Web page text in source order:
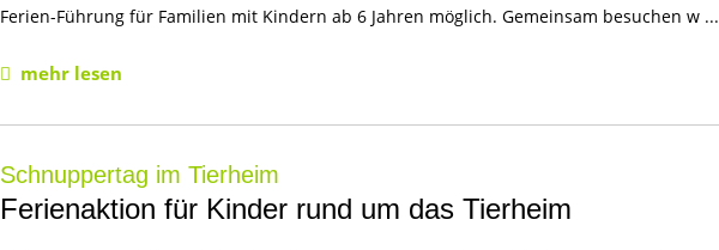
Ferien-Führung für Familien mit Kindern ab 6 Jahren möglich. Gemeinsam besuchen w ...
mehr lesen
Schnuppertag im Tierheim
Ferienaktion für Kinder rund um das Tierheim